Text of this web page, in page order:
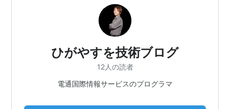
ひがやすを技術ブログ
12人の読者
電通国際情報サービスのプログラマ